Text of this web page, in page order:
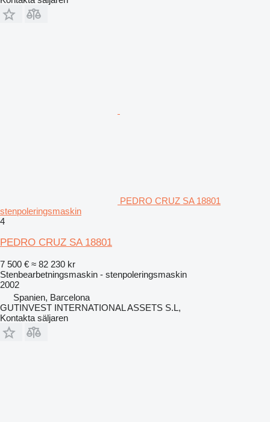
PEDRO CRUZ SA 18801
stenpoleringsmaskin
4
PEDRO CRUZ SA 18801
7 500 € ≈ 82 230 kr
Stenbearbetningsmaskin - stenpoleringsmaskin
2002
Spanien, Barcelona
GUTINVEST INTERNATIONAL ASSETS S.L,
Kontakta säljaren